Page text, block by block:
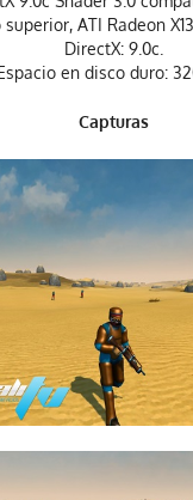
superior, ATI Radeon
DirectX: 9.0c.
en disco duro:
Capturas